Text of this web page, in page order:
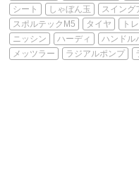
シート
しゃぼん玉 スイング
スポルテックM5
タイヤ
ト
ニッシン
ハーディ ハンドル
メッツラー
ラジアルポンプ